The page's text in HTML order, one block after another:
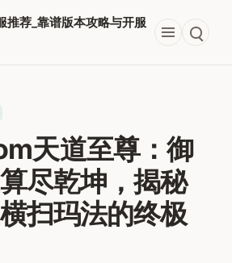
推荐_靠谱版本攻略与开服
天道至尊：御
尽乾坤，揭秘
扫玛法的终极